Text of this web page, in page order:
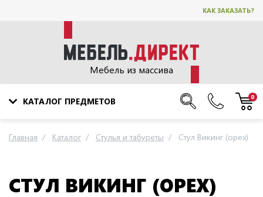
КАК ЗАКАЗАТЬ?
Мебель из массива
КАТАЛОГ ПРЕДМЕТОВ 0
Главная Каталог Стулья и табуреты Стул Викинг (орех)
СТУЛ ВИКИНГ (ОРЕХ)